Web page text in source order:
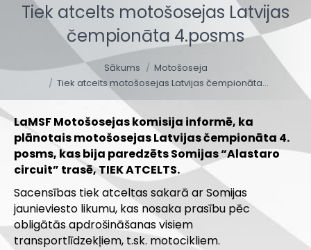
Tiek atcelts motošosejas Latvijas
čempionāta 4.posms
You are here:
Sākums
Motošoseja
Tiek atcelts motošosejas Latvijas čempionāta…
LaMSF Motošosejas komisija informē, ka
plānotais motošosejas Latvijas čempionāta 4.
posms, kas bija paredzēts Somijas “Alastaro
circuit” trasē, TIEK ATCELTS.
Sacensības tiek atceltas sakarā ar Somijas
jaunieviesto likumu, kas nosaka prasību pēc
obligātās apdrošināšanas visiem
transportlīdzekļiem, t.sk. motocikliem.